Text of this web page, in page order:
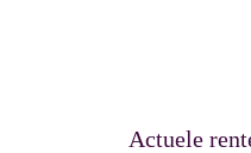
Actuele